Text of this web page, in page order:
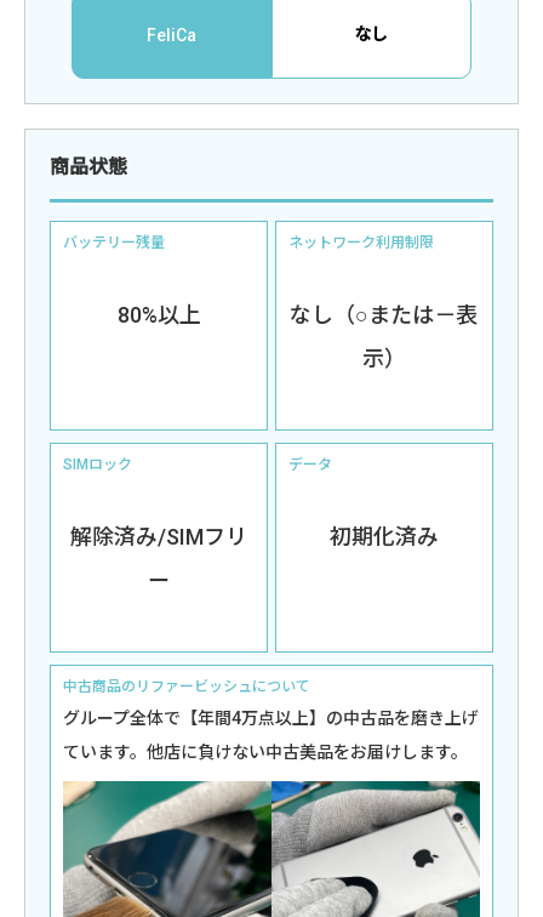
FeliCa なし
商品状態
バッテリー残量
80%以上
ネットワーク利用制限
なし（○または－表
示）
SIMロック
解除済み/SIMフリ
ー
データ
初期化済み
中古商品のリファービッシュについて
グループ全体で【年間4万点以上】の中古品を磨き上げ
ています。他店に負けない中古美品をお届けします。